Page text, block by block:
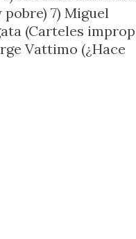
pobre) 7) Miguel
(Carteles
Vattimo (¿Hace